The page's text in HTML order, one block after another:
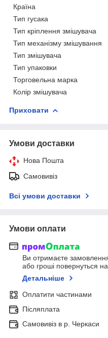
Країна
Тип гусака
Тип кріплення змішувача
Тип механізму змішування
Тип змішувача
Тип упаковки
Торговельна марка
Колір змішувача
Приховати
Умови доставки
Нова Пошта
Самовивіз
Всі умови доставки
Умови оплати
Ви отримаєте
або гроші повернуться
Детальніше
Оплатити частинами
Післяплата
Самовивіз в р. Черкаси